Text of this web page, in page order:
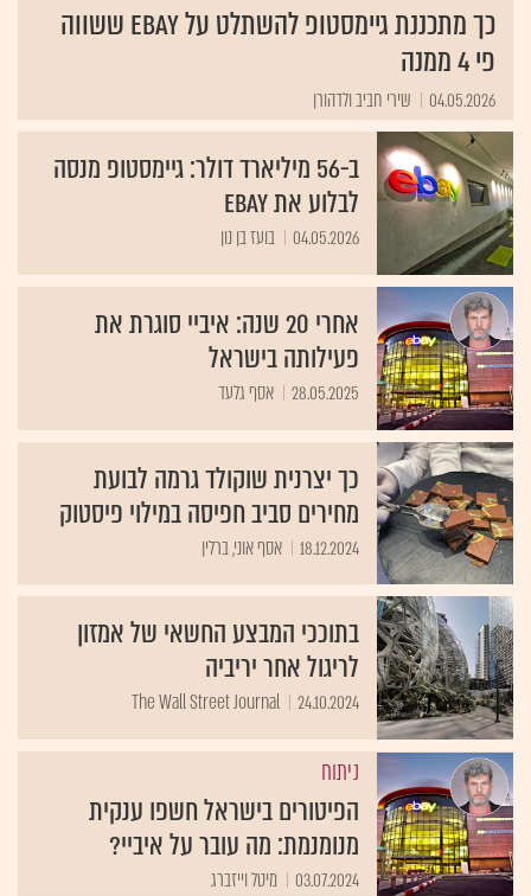
כך מתכננת גיימסטופ להשתלט על Ebay ששווה
פי 4 ממנה
04.05.2026 שירי חביב ולדהורן
ב-56 מיליארד דולר: גיימסטופ מנסה
לבלוע את eBay
04.05.2026 בועז בן נון
אחרי 20 שנה: איביי סוגרת את
פעילותה בישראל
28.05.2025 אסף גלעד
כך יצרנית שוקולד גרמה לבועת
מחירים סביב חפיסה במילוי פיסטוק
18.12.2024 אסף אוני, ברלין
בתוככי המבצע החשאי של אמזון
לריגול אחר יריביה
24.10.2024
The Wall Street Journal
ניתוח
הפיטורים בישראל חשפו ענקית
מנומנמת: מה עובר על איביי?
03.07.2024 מיטל וייזברג